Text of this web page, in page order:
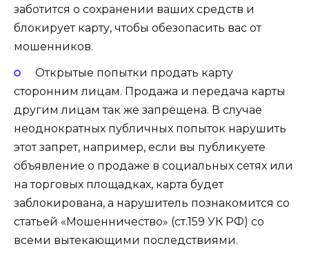
заботится о сохранении ваших средств и
блокирует карту, чтобы обезопасить вас от
мошенников.
Открытые попытки продать карту
сторонним лицам. Продажа и передача карты
другим лицам так же запрещена. В случае
неоднократных публичных попыток нарушить
этот запрет, например, если вы публикуете
объявление о продаже в социальных сетях или
на торговых площадках, карта будет
заблокирована, а нарушитель познакомится со
статьей «Мошенничество» (ст.159 УК РФ) со
всеми вытекающими последствиями.